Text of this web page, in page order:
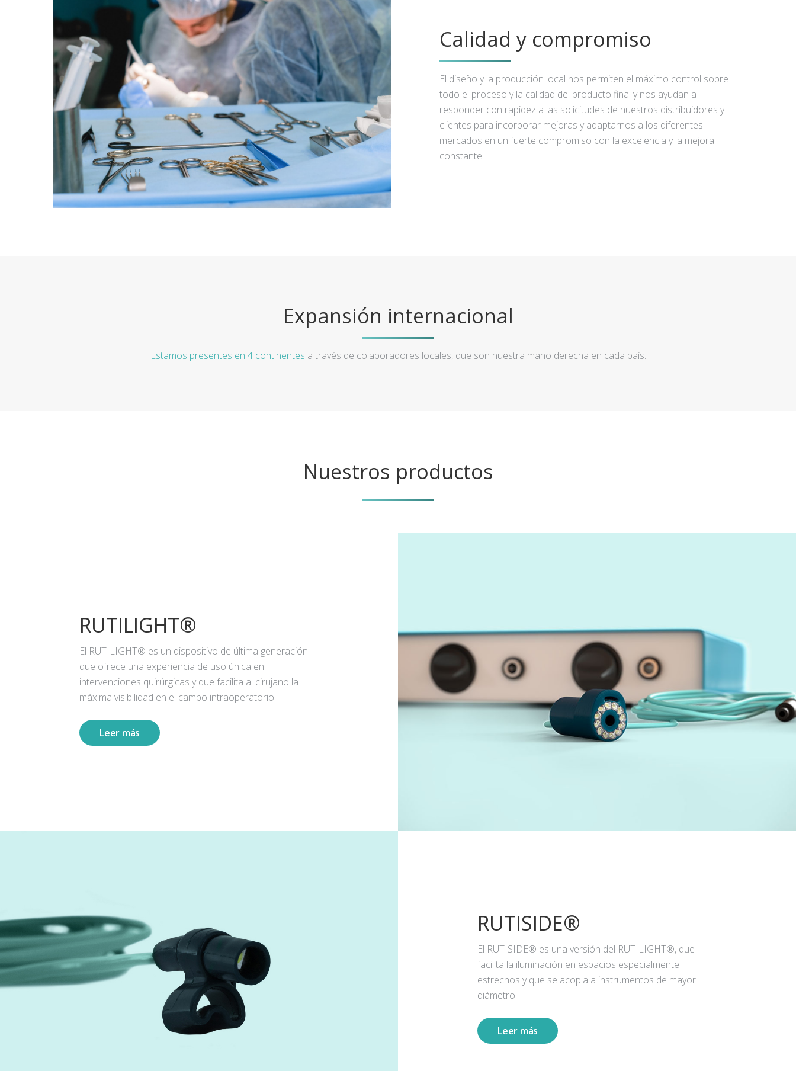
Calidad y compromiso
El diseño y la producción local nos permiten el máximo control sobre
todo el proceso y la calidad del producto final y nos ayudan a
responder con rapidez a las solicitudes de nuestros distribuidores y
clientes para incorporar mejoras y adaptarnos a los diferentes
mercados en un fuerte compromiso con la excelencia y la mejora
constante.
Expansión internacional
Estamos presentes en 4 continentes a través de colaboradores locales, que son nuestra mano derecha en cada país.
Nuestros productos
RUTILIGHT®
El RUTILIGHT® es un dispositivo de última generación
que ofrece una experiencia de uso única en
intervenciones quirúrgicas y que facilita al cirujano la
máxima visibilidad en el campo intraoperatorio.
Leer más
RUTISIDE®
El RUTISIDE® es una versión del RUTILIGHT®, que
facilita la iluminación en espacios especialmente
estrechos y que se acopla a instrumentos de mayor
diámetro.
Leer más